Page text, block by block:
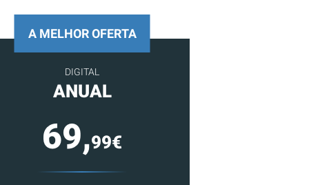
A MELHOR OFERTA
DIGITAL
ANUAL
69,99€